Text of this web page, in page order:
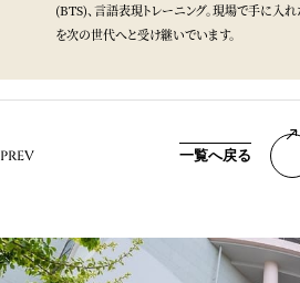
(BTS)、言語表現トレーニング。現場で手に入
を次の世代へと受け継いでいます。
PREV 一覧へ戻る